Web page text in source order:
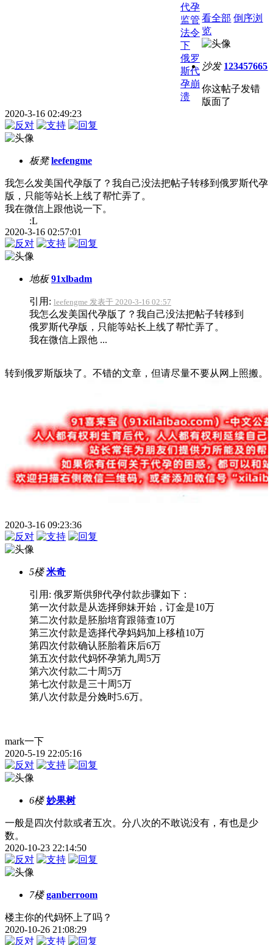
代孕
监管
法令
下
俄罗
斯代
孕崩
溃
看全部 倒序浏
览
沙发 123457665
你这帖子发错
版面了
2020-3-16 02:49:23
板凳 leefengme
我怎么发美国代孕版了？我自己没法把帖子转移到俄罗斯代孕
版，只能等站长上线了帮忙弄了。
我在微信上跟他说一下。
:L
2020-3-16 02:57:01
地板 91xlbadm
引用: leefengme 发表于 2020-3-16 02:57
我怎么发美国代孕版了？我自己没法把帖子转移到
俄罗斯代孕版，只能等站长上线了帮忙弄了。
我在微信上跟他 ...
转到俄罗斯版块了。不错的文章，但请尽量不要从网上照搬。
2020-3-16 09:23:36
5楼 米奇
引用: 俄罗斯供卵代孕付款步骤如下：
第一次付款是从选择卵妹开始，订金是10万
第二次付款是胚胎培育跟筛查10万
第三次付款是选择代孕妈妈加上移植10万
第四次付款确认胚胎着床后6万
第五次付款代妈怀孕第九周5万
第六次付款二十周5万
第七次付款是三十周5万
第八次付款是分娩时5.6万。
mark一下
2020-5-19 22:05:16
6楼 妙果树
一般是四次付款或者五次。分八次的不敢说没有，有也是少
数。
2020-10-23 22:14:50
7楼 ganberroom
楼主你的代妈怀上了吗？
2020-10-26 21:08:29